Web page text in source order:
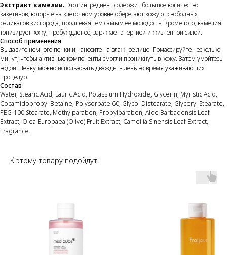
Экстракт камелии. Этот ингредиент содержит большое количество
кахетинов, которые на клеточном уровне оберегают кожу от свободных
радикалов кислорода, продлевая тем самым её молодость. Кроме того, камелия
тонизирует кожу, пробуждает её, заряжает энергией и жизненной силой.
Способ применения
Выдавите немного пенки и нанесите на влажное лицо. Помассируйте несколько
минут, чтобы активные компоненты смогли проникнуть в кожу. Затем умойтесь
водой. Пенку можно использовать дважды в день во время ухаживающих
процедур.
Состав
Water, Stearic Acid, Lauric Acid, Potassium Hydroxide, Glycerin, Myristic Acid,
Cocamidopropyl Betaine, Polysorbate 60, Glycol Distearate, Glyceryl Stearate,
PEG-100 Stearate, Methylparaben, Propylparaben, Aloe Barbadensis Leaf
Extract, Olea Europaea (Olive) Fruit Extract, Camellia Sinensis Leaf Extract,
Fragrance.
К этому товару подойдут: